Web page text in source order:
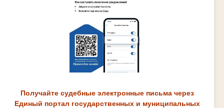
Получайте судебные электронные письма через
Единый портал государственных и муниципальных